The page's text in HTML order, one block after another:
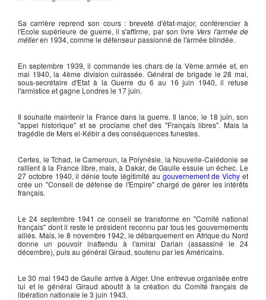
Sa carrière reprend son cours : breveté d'état-major, conférencier à
l'Ecole supérieure de guerre, il s'affirme, par son livre Vers l'armée de
métieren 1934, comme le défenseur passionné de l'armée blindée.
En septembre 1939, il commande les chars de la Vème armée et, en
mai 1940, la 4ème division cuirassée. Général de brigade le 28 mai,
sous-secrétaire d'Etat à la Guerre du 6 au 16 juin 1940, il refuse
l'armistice et gagne Londres le 17 juin.
Il souhaite maintenir la France dans la guerre. Il lance, le 18 juin, son
"appel historique" et se proclame chef des "Français libres". Mais la
tragédie de Mers el-Kébira des conséquences funestes.
Certes, le Tchad, le Cameroun, la Polynésie, la Nouvelle-Calédonie se
rallient à la France libre, mais, à Dakar, de Gaulle essuie un échec. Le
27 octobre 1940, il dénie toute légitimité au gouvernement de Vichy et
crée un "Conseil de défense de l'Empire" chargé de gérer les intérêts
français.
Le 24 septembre 1941 ce conseil se transforme en "Comité national
français" dont il reste le président reconnu par tous les gouvernements
alliés. Mais, le 8 novembre 1942, le débarquement en Afrique du Nord
donne un pouvoir inattendu à l'amiral Darlan (assassiné le 24
décembre), puis au général Giraud, soutenu par les Américains.
Le 30 mai 1943 de Gaulle arrive à Alger. Une entrevue organisée entre
lui et le général Giraud aboutit à la création du Comité français de
libérationnationale le 3 juin 1943.